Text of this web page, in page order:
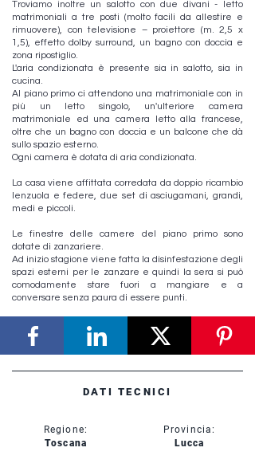
Troviamo inoltre un salotto con due divani - letto
matrimoniali a tre posti (molto facili da allestire e
rimuovere), con televisione – proiettore (m. 2,5 x
1,5), effetto dolby surround, un bagno con doccia e
zona ripostiglio.
L'aria condizionata è presente sia in salotto, sia in
cucina.
Al piano primo ci attendono una matrimoniale con in
più un letto singolo, un'ulteriore camera
matrimoniale ed una camera letto alla francese,
oltre che un bagno con doccia e un balcone che dà
sullo spazio esterno.
Ogni camera è dotata di aria condizionata.
La casa viene affittata corredata da doppio ricambio
lenzuola e federe, due set di asciugamani, grandi,
medi e piccoli.
Le finestre delle camere del piano primo sono
dotate di zanzariere.
Ad inizio stagione viene fatta la disinfestazione degli
spazi esterni per le zanzare e quindi la sera si può
comodamente stare fuori a mangiare e a
conversare senza paura di essere punti.
DATI TECNICI
Regione:
Toscana
Provincia:
Lucca